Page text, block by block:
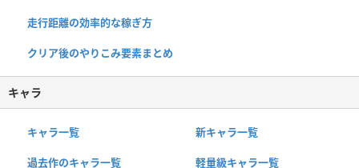
走行距離の効率的な稼ぎ方
クリア後のやりこみ要素まとめ
キャラ
キャラ一覧 新キャラ一覧
過去作のキャラ一覧 軽量級キャラ一覧